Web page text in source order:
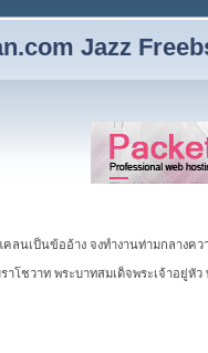
Jazz
ลนเป็นข้ออ้าง จงทำงานท่ามกลางค
าโชวาท พระบาทสมเด็จพระเจ้าอยู่